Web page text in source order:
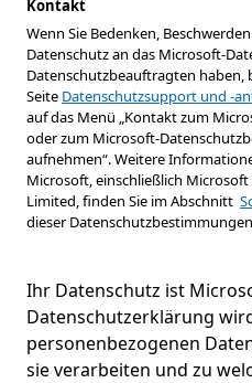
Kontakt
Wenn Sie Bedenken,
Datenschutz an das Microsoft-
Datenschutzbeauftragten haben,
Seite Datenschutzsupport und -
auf das Menü „Kontakt zum
oder zum Microsoft-
aufnehmen“. Weitere
Microsoft, einschließlich
Limited, finden Sie im Abschnitt
dieser
Ihr Datenschutz ist
Datenschutzerklärung
personenbezogenen
sie verarbeiten und zu